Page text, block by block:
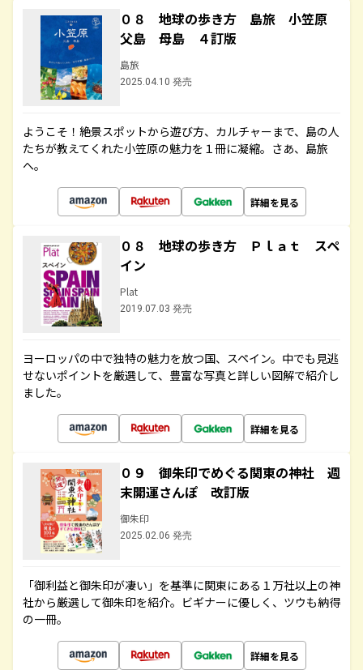
０８ 地球の歩き方 島旅 小笠原
父島 母島 ４訂版
島旅
2025.04.10 発売
ようこそ！絶景スポットから遊び方、カルチャーまで、島の人
たちが教えてくれた小笠原の魅力を１冊に凝縮。さあ、島旅
へ。
詳細を見る
０８ 地球の歩き方 Ｐｌａｔ スペ
イン
Plat
2019.07.03 発売
ヨーロッパの中で独特の魅力を放つ国、スペイン。中でも見逃
せないポイントを厳選して、豊富な写真と詳しい図解で紹介し
ました。
詳細を見る
０９ 御朱印でめぐる関東の神社 週
末開運さんぽ 改訂版
御朱印
2025.02.06 発売
「御利益と御朱印が凄い」を基準に関東にある１万社以上の神
社から厳選して御朱印を紹介。ビギナーに優しく、ツウも納得
の一冊。
詳細を見る